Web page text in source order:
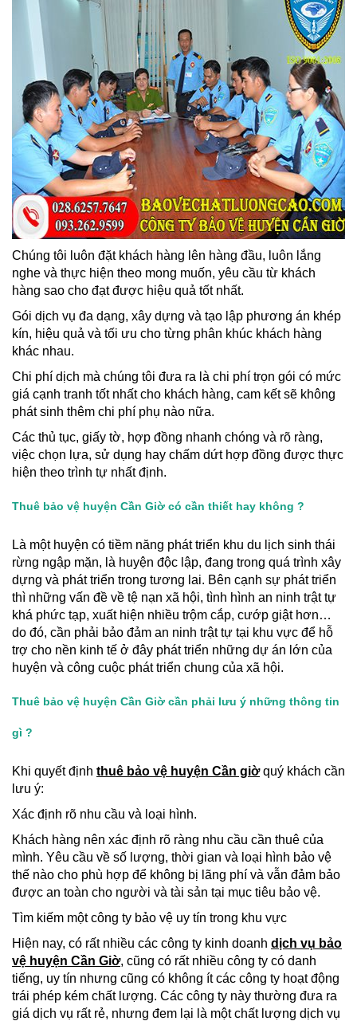
Chúng tôi luôn đặt khách hàng lên hàng đầu, luôn lắng
nghe và thực hiện theo mong muốn, yêu cầu từ khách
hàng sao cho đạt được hiệu quả tốt nhất.
Gói dịch vụ đa dạng, xây dựng và tạo lập phương án khép
kín, hiệu quả và tối ưu cho từng phân khúc khách hàng
khác nhau.
Chi phí dịch mà chúng tôi đưa ra là chi phí trọn gói có mức
giá cạnh tranh tốt nhất cho khách hàng, cam kết sẽ không
phát sinh thêm chi phí phụ nào nữa.
Các thủ tục, giấy tờ, hợp đồng nhanh chóng và rõ ràng,
việc chọn lựa, sử dụng hay chấm dứt hợp đồng được thực
hiện theo trình tự nhất định.
Thuê bảo vệ huyện Cần Giờ có cần thiết hay không ?
Là một huyện có tiềm năng phát triển khu du lịch sinh thái
rừng ngập mặn, là huyện độc lập, đang trong quá trình xây
dựng và phát triển trong tương lai. Bên cạnh sự phát triển
thì những vấn đề về tệ nạn xã hội, tình hình an ninh trật tự
khá phức tạp, xuất hiện nhiều trộm cắp, cướp giật hơn…
do đó, cần phải bảo đảm an ninh trật tự tại khu vực để hỗ
trợ cho nền kinh tế ở đây phát triển những dự án lớn của
huyện và công cuộc phát triển chung của xã hội.
Thuê bảo vệ huyện Cần Giờ cần phải lưu ý những thông tin
gì ?
Khi quyết định thuê bảo vệ huyện Cần giờquý khách cần
lưu ý:
Xác định rõ nhu cầu và loại hình.
Khách hàng nên xác định rõ ràng nhu cầu cần thuê của
mình. Yêu cầu về số lượng, thời gian và loại hình bảo vệ
thế nào cho phù hợp để không bị lãng phí và vẫn đảm bảo
được an toàn cho người và tài sản tại mục tiêu bảo vệ.
Tìm kiếm một công ty bảo vệ uy tín trong khu vực
Hiện nay, có rất nhiều các công ty kinh doanh dịch vụ bảo
vệ huyện Cần Giờ, cũng có rất nhiều công ty có danh
tiếng, uy tín nhưng cũng có không ít các công ty hoạt động
trái phép kém chất lượng. Các công ty này thường đưa ra
giá dịch vụ rất rẻ, nhưng đem lại là một chất lượng dịch vụ